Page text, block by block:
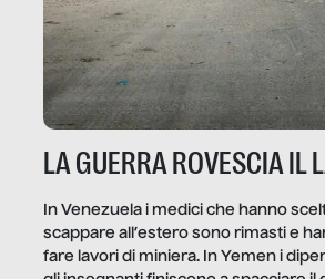
LA GUERRA ROVESCIA IL
In Venezuela i medici che hanno
scappare all’estero sono rimasti e
fare lavori di miniera. In Yemen i